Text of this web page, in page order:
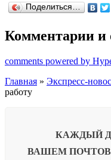
Поделиться…
Комментарии и
comments powered by
Главная » Экспресс-
работу
КАЖДЫЙ
ВАШЕМ